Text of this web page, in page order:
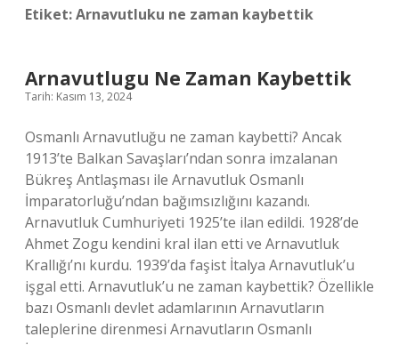
Etiket:Arnavutluku ne zaman kaybettik
Arnavutlugu Ne Zaman Kaybettik
Tarih: Kasım 13, 2024
Osmanlı Arnavutluğu ne zaman kaybetti? Ancak
1913’te Balkan Savaşları’ndan sonra imzalanan
Bükreş Antlaşması ile Arnavutluk Osmanlı
İmparatorluğu’ndan bağımsızlığını kazandı.
Arnavutluk Cumhuriyeti 1925’te ilan edildi. 1928’de
Ahmet Zogu kendini kral ilan etti ve Arnavutluk
Krallığı’nı kurdu. 1939’da faşist İtalya Arnavutluk’u
işgal etti. Arnavutluk’u ne zaman kaybettik? Özellikle
bazı Osmanlı devlet adamlarının Arnavutların
taleplerine direnmesi Arnavutların Osmanlı